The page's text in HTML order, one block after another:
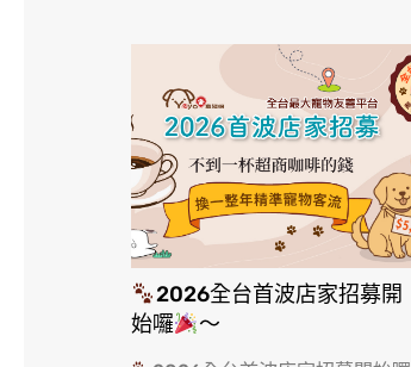
2026全台首波店家招募開
始囉
～